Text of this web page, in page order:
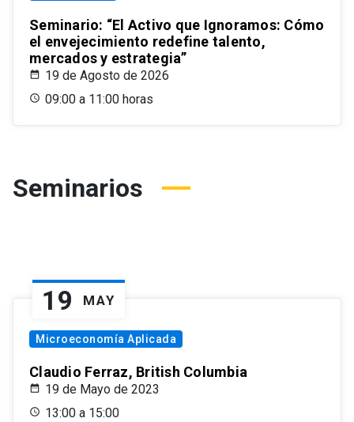
Seminario: “El Activo que Ignoramos: Cómo
el envejecimiento redefine talento,
mercados y estrategia”
19 de Agosto de 2026
09:00 a 11:00 horas
Seminarios
19 MAY
Microeconomía Aplicada
Claudio Ferraz, British Columbia
19 de Mayo de 2023
13:00 a 15:00